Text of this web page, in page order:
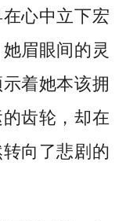
心中立下宏
眉眼间的灵
着她本该拥
齿轮，却在
向了悲剧的